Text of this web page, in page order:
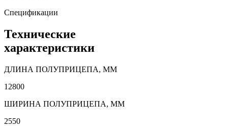
Спецификации
Технические
характеристики
ДЛИНА ПОЛУПРИЦЕПА, ММ
12800
ШИРИНА ПОЛУПРИЦЕПА, ММ
2550